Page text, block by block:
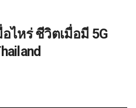
อไหร่ ชีวิตเมื่อมี 5G